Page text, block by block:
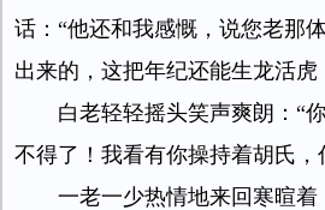
话：“他还和我感慨，说您老那
出来的，这把年纪还能生龙活虎
白老轻轻摇头笑声爽朗：“
不得了！我看有你操持着胡氏，
一老一少热情地来回寒暄